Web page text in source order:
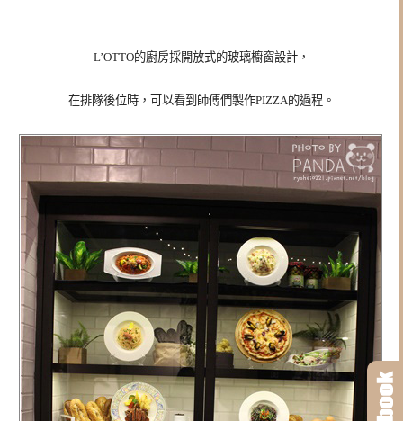
L’OTTO的廚房採開放式的玻璃櫥窗設計，
在排隊後位時，可以看到師傅們製作PIZZA的過程。